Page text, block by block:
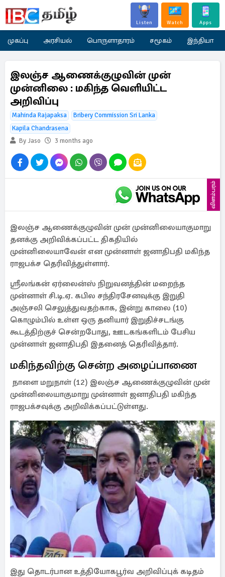
Listen Watch Apps
முகப்பு அரசியல் பொருளாதாரம் சமூகம் இந்தியா
இலஞ்ச ஆணைக்குழுவின் முன்
முன்னிலை : மகிந்த வெளியிட்ட
அறிவிப்பு
Mahinda Rajapaksa
Bribery Commission Sri Lanka
Kapila Chandrasena
By Jaso
3 months ago
விளம்பரம்
இலஞ்ச ஆணைக்குழுவின் முன் முன்னிலையாகுமாறு
தனக்கு அறிவிக்கப்பட்ட திகதியில்
முன்னிலையாவேன் என முன்னாள் ஜனாதிபதி மகிந்த
ராஜபக்ச தெரிவித்துள்ளார்.
ஸ்ரீலங்கன் ஏர்லைன்ஸ் நிறுவனத்தின் மறைந்த
முன்னாள் சி.டி.ஏ. கபில சந்திரசேனவுக்கு இறுதி
அஞ்சலி செலுத்துவதற்காக, இன்று காலை (10)
கொழும்பில் உள்ள ஒரு தனியார் இறுதிச்சடங்கு
கூடத்திற்குச் சென்றபோது, ​​ஊடகங்களிடம் பேசிய
முன்னாள் ஜனாதிபதி இதனைத் தெரிவித்தார்.
மகிந்தவிற்கு சென்ற அழைப்பாணை
நாளை மறுநாள் (12) இலஞ்ச ஆணைக்குழுவின் முன்
முன்னிலையாகுமாறு முன்னாள் ஜனாதிபதி மகிந்த
ராஜபக்சவுக்கு அறிவிக்கப்பட்டுள்ளது.
இது தொடர்பான உத்தியோகபூர்வ அறிவிப்புக் கடிதம்